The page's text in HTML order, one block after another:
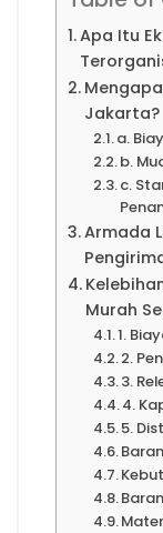
Apa Itu
Jakarta?
a.
b.
c.
Armada
Murah
1.
2.
3.
4.
5.